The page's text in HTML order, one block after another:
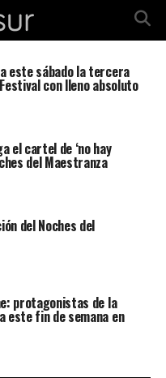
este sábado la tercera
con lleno absoluto
el cartel de ‘no hay
del Maestranza
del Noches del
protagonistas de la
este fin de semana en